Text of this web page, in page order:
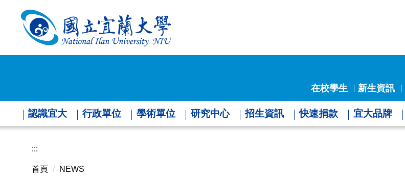
內
在校學生
新生資訊
認識宜大 行政單位 學術單位 研究中心 招生資訊 快速捐款 宜大品牌
:::
首頁 NEWS